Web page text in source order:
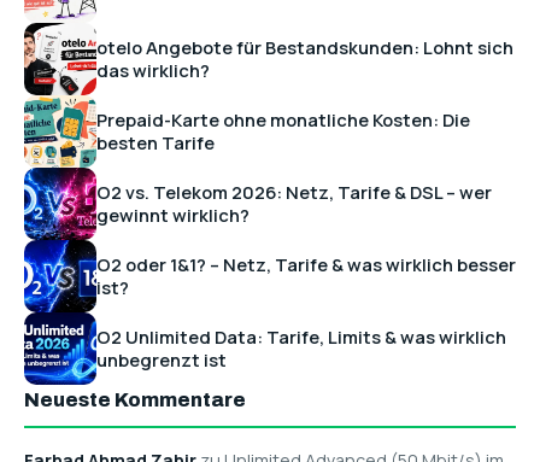
otelo Angebote für Bestandskunden: Lohnt sich
das wirklich?
Prepaid-Karte ohne monatliche Kosten: Die
besten Tarife
O2 vs. Telekom 2026: Netz, Tarife & DSL – wer
gewinnt wirklich?
O2 oder 1&1? – Netz, Tarife & was wirklich besser
ist?
O2 Unlimited Data: Tarife, Limits & was wirklich
unbegrenzt ist
Neueste Kommentare